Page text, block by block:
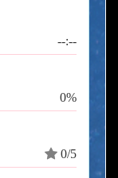
--:--
0%
0/5